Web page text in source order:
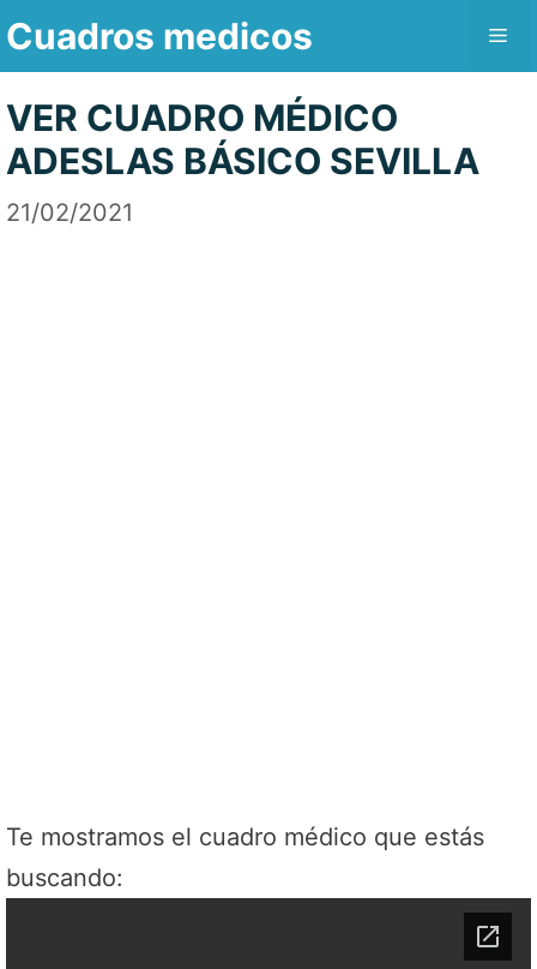
Saltar
contenido
Cuadros medicos
VER CUADRO MÉDICO
ADESLAS BÁSICO SEVILLA
21/02/2021
Te mostramos el cuadro médico que estás
buscando: